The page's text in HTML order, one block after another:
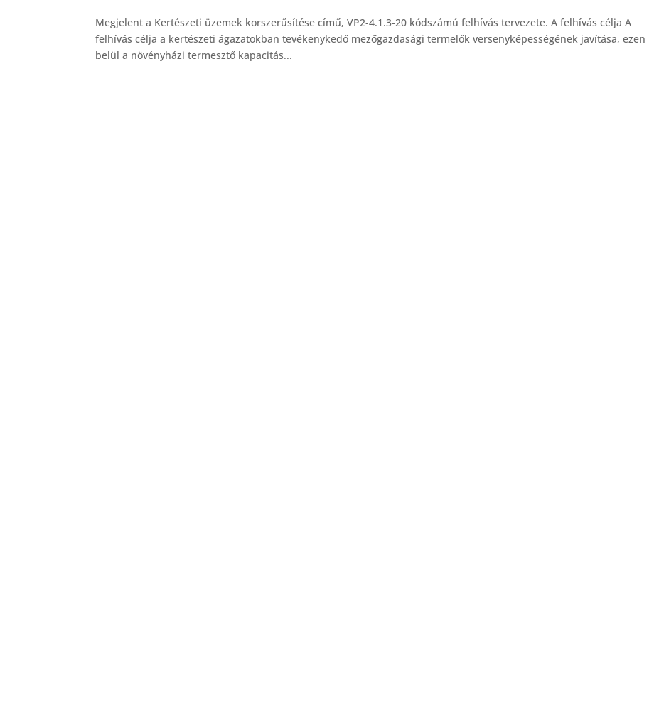
Megjelent a Kertészeti üzemek korszerűsítése című, VP2-4.1.3-20 kódszámú felhívás tervezete. A felhívás célja A
felhívás célja a kertészeti ágazatokban tevékenykedő mezőgazdasági termelők versenyképességének javítása, ezen
belül a növényházi termesztő kapacitás...